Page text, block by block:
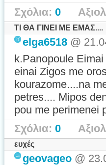
Σχόλια: 0
ΤΙ ΘΑ ΓΙΝΕΙ ΜΕ ΕΜΑΣ....
elga6518 @
k.Panopoule
einai Zigos me
kourazome....na
petres.... Mipos
pou me perimenei
Σχόλια: 0
ευχές
geovageo @